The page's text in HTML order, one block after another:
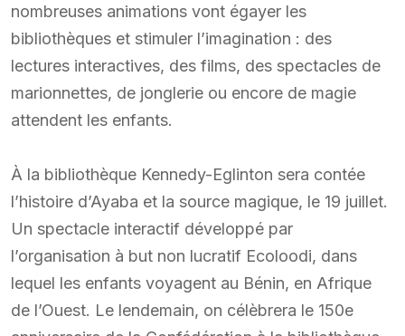
nombreuses animations vont égayer les
bibliothèques et stimuler l’imagination : des
lectures interactives, des films, des spectacles de
marionnettes, de jonglerie ou encore de magie
attendent les enfants.
À la bibliothèque Kennedy-Eglinton sera contée
l’histoire d’Ayaba et la source magique, le 19 juillet.
Un spectacle interactif développé par
l’organisation à but non lucratif Ecoloodi, dans
lequel les enfants voyagent au Bénin, en Afrique
de l’Ouest. Le lendemain, on célèbrera le 150e